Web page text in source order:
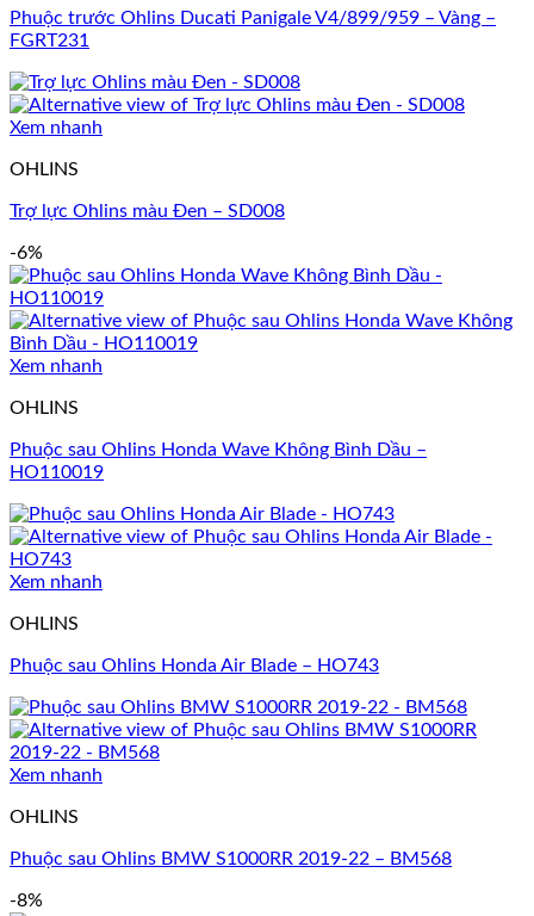
Phuộc trước Ohlins Ducati Panigale V4/899/959 – Vàng –
FGRT231
Xem nhanh
OHLINS
Trợ lực Ohlins màu Đen – SD008
-6%
Xem nhanh
OHLINS
Phuộc sau Ohlins Honda Wave Không Bình Dầu –
HO110019
Xem nhanh
OHLINS
Phuộc sau Ohlins Honda Air Blade – HO743
Xem nhanh
OHLINS
Phuộc sau Ohlins BMW S1000RR 2019-22 – BM568
-8%